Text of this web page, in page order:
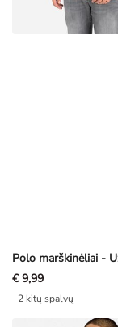
€ 9,99
+2 kitų spalvų